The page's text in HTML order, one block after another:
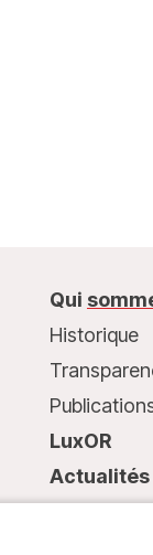
Qui
Historique
LuxOR
Actualités